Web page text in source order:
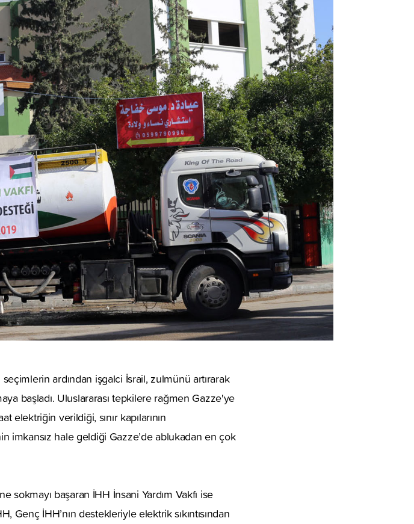
ardından işgalci İsrail, zulmünü artırarak
başladı. Uluslararası tepkilere rağmen Gazze'ye
elektriğin verildiği, sınır kapılarının
imkansız hale geldiği Gazze’de ablukadan en çok
sokmayı başaran İHH İnsani Yardım Vakfı ise
Genç İHH’nın destekleriyle elektrik sıkıntısından